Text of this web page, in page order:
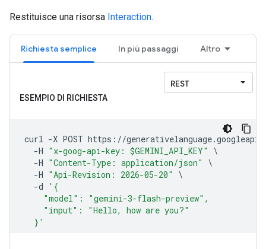
Restituisce una risorsa Interaction.
Richiesta semplice In più passaggi Altro